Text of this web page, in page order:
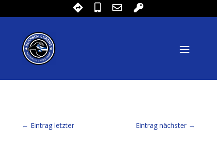
← Eintrag letzter Eintrag nächster →